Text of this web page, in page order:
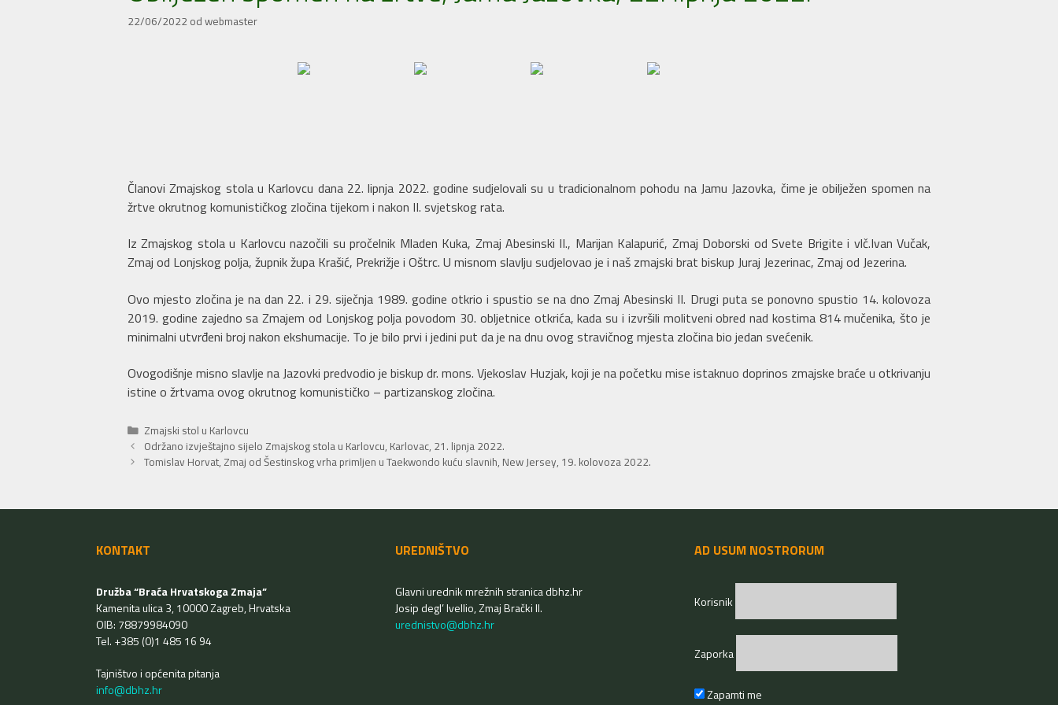
22/06/2022 od webmaster
Članovi Zmajskog stola u Karlovcu dana 22. lipnja 2022. godine sudjelovali su u tradicionalnom pohodu na Jamu Jazovka, čime je obilježen spomen na
žrtve okrutnog komunističkog zločina tijekom i nakon II. svjetskog rata.
Iz Zmajskog stola u Karlovcu nazočili su pročelnik Mladen Kuka, Zmaj Abesinski II., Marijan Kalapurić, Zmaj Doborski od Svete Brigite i vlč.Ivan Vučak,
Zmaj od Lonjskog polja, župnik župa Krašić, Prekrižje i Oštrc. U misnom slavlju sudjelovao je i naš zmajski brat biskup Juraj Jezerinac, Zmaj od Jezerina.
Ovo mjesto zločina je na dan 22. i 29. siječnja 1989. godine otkrio i spustio se na dno Zmaj Abesinski II. Drugi puta se ponovno spustio 14. kolovoza
2019. godine zajedno sa Zmajem od Lonjskog polja povodom 30. obljetnice otkrića, kada su i izvršili molitveni obred nad kostima 814 mučenika, što je
minimalni utvrđeni broj nakon ekshumacije. To je bilo prvi i jedini put da je na dnu ovog stravičnog mjesta zločina bio jedan svećenik.
Ovogodišnje misno slavlje na Jazovki predvodio je biskup dr. mons. Vjekoslav Huzjak, koji je na početku mise istaknuo doprinos zmajske braće u otkrivanju
istine o žrtvama ovog okrutnog komunističko – partizanskog zločina.
Kategorije
Zmajski stol u Karlovcu
Održano izvještajno sijelo Zmajskog stola u Karlovcu, Karlovac, 21. lipnja 2022.
Tomislav Horvat, Zmaj od Šestinskog vrha primljen u Taekwondo kuću slavnih, New Jersey, 19. kolovoza 2022.
KONTAKT
Družba “Braća Hrvatskoga Zmaja”
Kamenita ulica 3, 10000 Zagreb, Hrvatska
OIB: 78879984090
Tel. +385 (0)1 485 16 94
Tajništvo i općenita pitanja
info@dbhz.hr
UREDNIŠTVO
Glavni urednik mrežnih stranica dbhz.hr
Josip degl’ Ivellio, Zmaj Brački II.
urednistvo@dbhz.hr
AD USUM NOSTRORUM
Korisnik
Zaporka
Zapamti me